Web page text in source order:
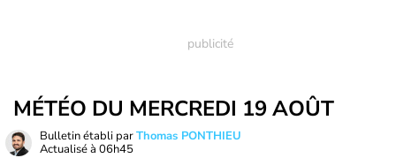
MÉTÉO DU MERCREDI 19 AOÛT
Bulletin établi parThomas PONTHIEU
Actualisé à 06h45